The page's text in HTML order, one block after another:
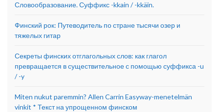
Словообразование. Суффикс -kkain / -kkäin.
Финский рок: Путеводитель по стране тысячи озер и
тяжелых гитар
Секреты финских отглагольных слов: как глагол
превращается в существительное с помощью суффикса -u
/ -y
Miten nukut paremmin? Allen Carrin Easyway-menetelmän
vinkit * Текст на упрощенном финском